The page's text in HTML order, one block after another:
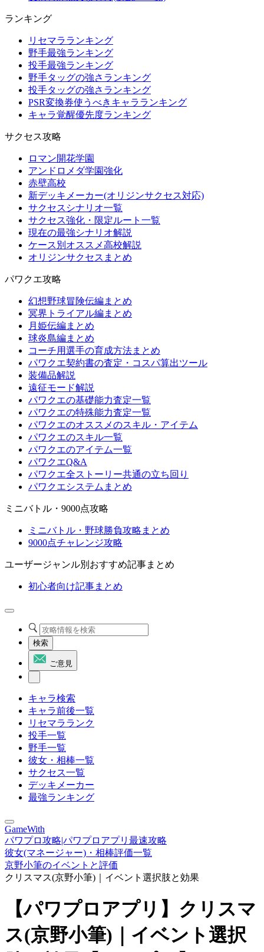
ランキング
リセマラランキング
野手最強ランキング
投手最強ランキング
野手タッグの強さランキング
投手タッグの強さランキング
PSR変換券使うべきキャラランキング
キャラ覚醒優先度ランキング
サクセス攻略
ロマン開花学園
アンドロメダ学園強化
赤壁高校
新デッキメーカー(オリジンサクセス対応)
サクセスシナリオ一覧
サクセス強化・限定ルート一覧
現在の最強シナリオ解説
ケース別オススメ高校解説
オリジンサクセスまとめ
パワクエ攻略
幻想野球冒険伝編まとめ
冥界トライアル編まとめ
月姫伝編まとめ
球炎島編まとめ
コーチ用選手の育成方法まとめ
パワクエ契約書の査定・コスパ算出ツール
装備品解説
遠征モード解説
パワクエの基礎能力査定一覧
パワクエの特殊能力査定一覧
パワクエのオススメのスキル・アイテム
パワクエのスキル一覧
パワクエのアイテム一覧
パワクエQ&A
パワクエ全ストーリー共通の立ち回り
パワクエシステムまとめ
ミニバトル・9000点攻略
ミニバトル・野球勝負攻略まとめ
9000点チャレンジ攻略
ユーザージャンル別おすすめ記事まとめ
初心者向け記事まとめ
検索
ご意見
キャラ検索
キャラ前後一覧
リセマラランク
投手一覧
野手一覧
彼女・相棒一覧
サクセス一覧
デッキメーカー
最強ランキング
GameWith
パワプロ攻略|パワプロアプリ最速攻略
彼女(マネージャー)・相棒評価一覧
京野小筆のイベントと評価
クリスマス(京野小筆)｜イベント選択肢と効果
【パワプロアプリ】クリスマ
ス(京野小筆)｜イベント選択